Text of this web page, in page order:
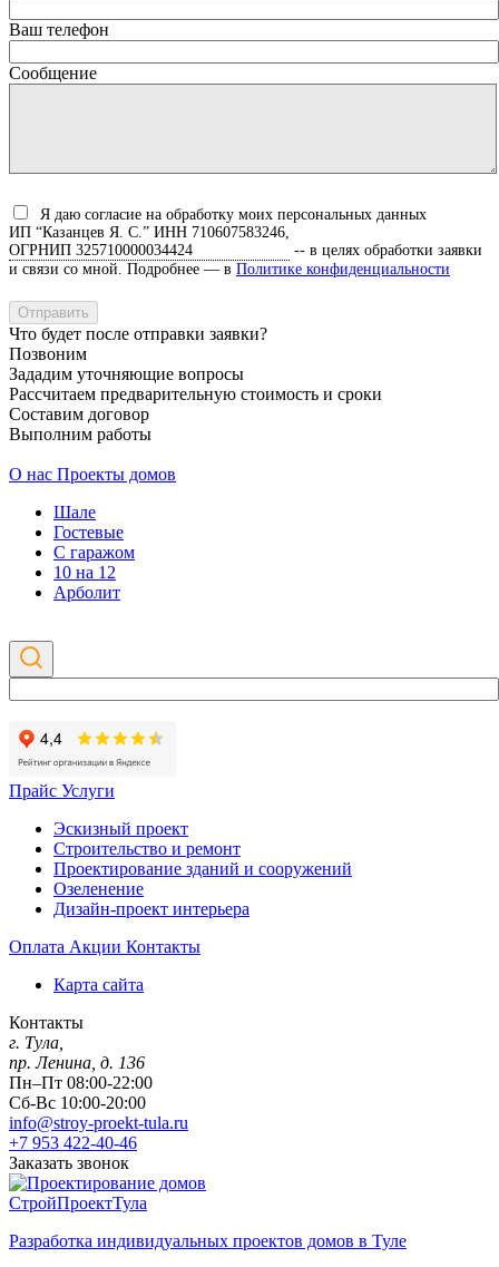
Ваш телефон
Сообщение
Я даю согласие на обработку моих персональных данных
ИП “Казанцев Я. С.” ИНН 710607583246,
ОГРНИП 325710000034424
-- в целях обработки заявки
и связи со мной. Подробнее — в Политике конфиденциальности
Что будет после отправки заявки?
Позвоним
Зададим уточняющие вопросы
Рассчитаем предварительную стоимость и сроки
Составим договор
Выполним работы
О нас Проекты домов
Шале
Гостевые
С гаражом
10 на 12
Арболит
Прайс Услуги
Эскизный проект
Строительство и ремонт
Проектирование зданий и сооружений
Озеленение
Дизайн-проект интерьера
Оплата Акции Контакты
Карта сайта
Контакты
г. Тула,
пр. Ленина, д. 136
Пн–Пт 08:00-22:00
Сб-Вс 10:00-20:00
info@stroy-proekt-tula.ru
+7 953 422-40-46
Заказать звонок
СтройПроектТула
Разработка индивидуальных проектов домов в Туле